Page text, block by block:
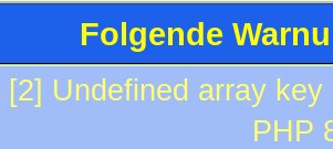
Folgende
[2] Undefined array
PHP